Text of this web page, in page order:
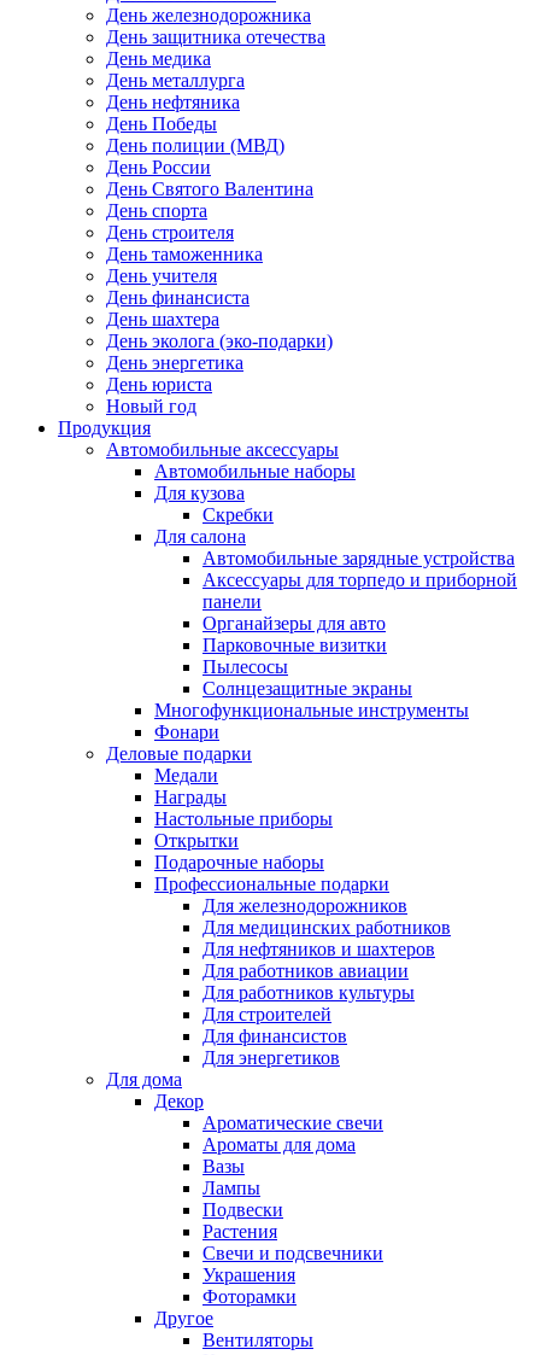
День железнодорожника
День защитника отечества
День медика
День металлурга
День нефтяника
День Победы
День полиции (МВД)
День России
День Святого Валентина
День спорта
День строителя
День таможенника
День учителя
День финансиста
День шахтера
День эколога (эко-подарки)
День энергетика
День юриста
Новый год
Продукция
Автомобильные аксессуары
Автомобильные наборы
Для кузова
Скребки
Для салона
Автомобильные зарядные устройства
Аксессуары для торпедо и приборной
панели
Органайзеры для авто
Парковочные визитки
Пылесосы
Солнцезащитные экраны
Многофункциональные инструменты
Фонари
Деловые подарки
Медали
Награды
Настольные приборы
Открытки
Подарочные наборы
Профессиональные подарки
Для железнодорожников
Для медицинских работников
Для нефтяников и шахтеров
Для работников авиации
Для работников культуры
Для строителей
Для финансистов
Для энергетиков
Для дома
Декор
Ароматические свечи
Ароматы для дома
Вазы
Лампы
Подвески
Растения
Свечи и подсвечники
Украшения
Фоторамки
Другое
Вентиляторы